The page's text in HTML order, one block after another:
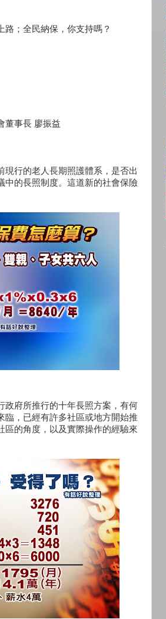
路；全民納保，你支持嗎？
董事長 廖振益
現行的老人長期照護體系，是否出
中的長照制度。這道新的社會保險
政府所推行的十年長照方案，有何
臨，已經有許多社區或地方開始推
區的角度，以及實際操作的經驗來